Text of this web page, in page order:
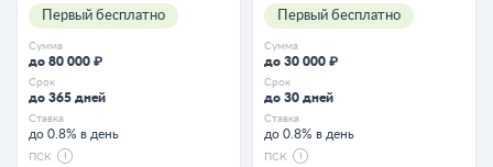
Первый бесплатно
Сумма
до 80 000 ₽
Срок
до 365 дней
Ставка
до 0.8% в день
ПСК
Первый бесплатно
Сумма
до 30 000 ₽
Срок
до 30 дней
Ставка
до 0.8% в день
ПСК